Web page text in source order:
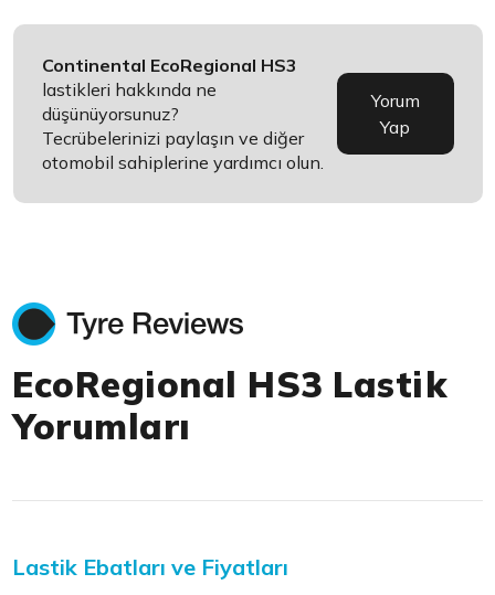
Continental EcoRegional HS3
lastikleri hakkında ne
düşünüyorsunuz?
Tecrübelerinizi paylaşın ve diğer
otomobil sahiplerine yardımcı olun.
Yorum
Yap
EcoRegional HS3 Lastik
Yorumları
Lastik Ebatları ve Fiyatları